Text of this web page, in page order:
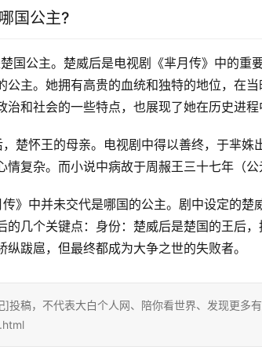
国公主?
国公主。楚威后是电视剧《芈月传》中的重
公主。她拥有高贵的血统和独特的地位，在
和社会的一些特点，也展现了她在历史进程
楚怀王的母亲。电视剧中得以善终，于芈
复杂。而小说中病故于周赧王三十七年（公
》中并未交代是哪国的公主。剧中设定的楚
的几个关键点：身份：楚威后是楚国的王后
跋扈，但最终都成为大争之世的失败者。
投稿，不代表大白个人网、陪你看世界、发现更多